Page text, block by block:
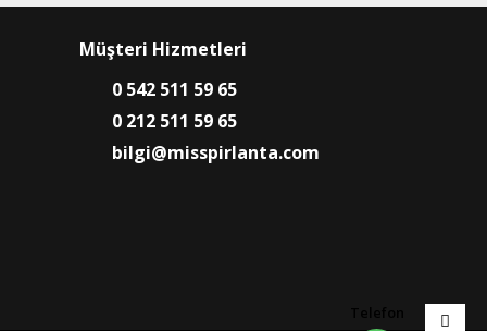
Müşteri Hizmetleri
0 542 511 59 65
0 212 511 59 65
bilgi@misspirlanta.com